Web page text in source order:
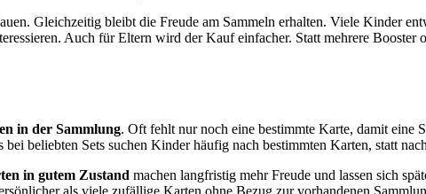
Gleichzeitig bleibt die Freude am Sammeln erhalten. Viele Kinder
Auch für Eltern wird der Kauf einfacher. Statt mehrere Booster
in der Sammlung. Oft fehlt nur noch eine bestimmte Karte, damit eine
bei beliebten Sets suchen Kinder häufig nach bestimmten Karten, statt
in gutem Zustand machen langfristig mehr Freude und lassen sich
als viele zufällige Karten ohne Bezug zur vorhandenen